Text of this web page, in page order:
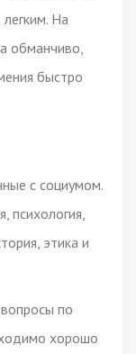
На
обманчиво,
быстро
с социумом.
психология,
этика и
по
хорошо